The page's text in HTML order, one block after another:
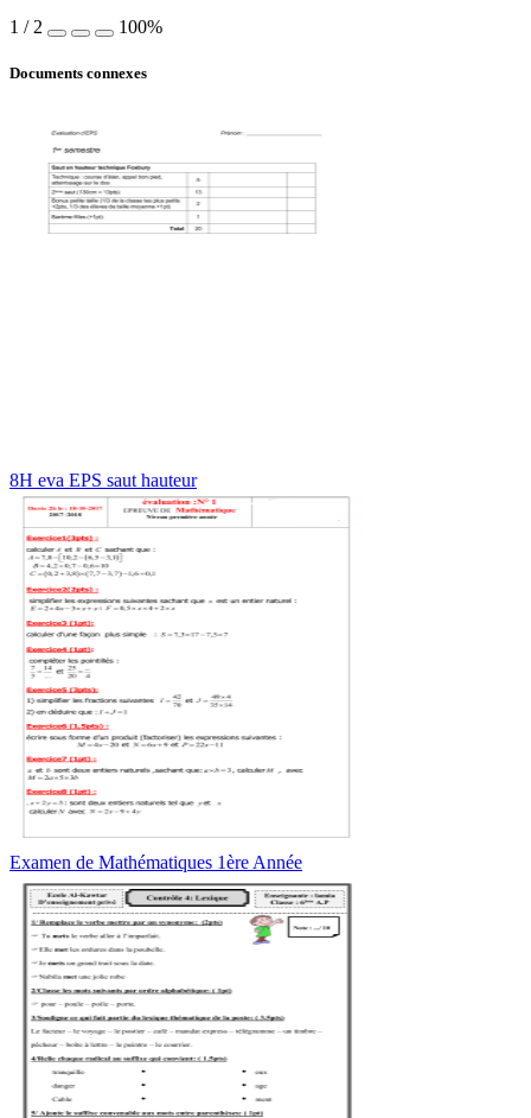
1 / 2 100%
Documents connexes
8H eva EPS saut hauteur
Examen de Mathématiques 1ère Année